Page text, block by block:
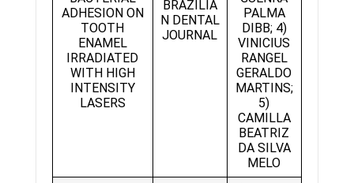
ADHESION ON
TOOTH
ENAMEL
IRRADIATED
WITH HIGH
INTENSITY
LASERS
BRAZILIA
N DENTAL
JOURNAL
PALMA
DIBB; 4)
VINICIUS
RANGEL
GERALDO
MARTINS;
5)
CAMILLA
BEATRIZ
DA SILVA
MELO